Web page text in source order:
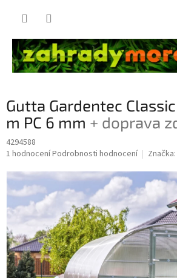
Gutta Gardentec Classic
m PC 6 mm + doprava
4294588
Průměrné
produktu
je
5,0
z
hvězdiček.
1 hodnoceníPodrobnosti hodnocení Značka: